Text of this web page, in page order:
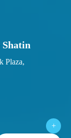
+
Plaza,